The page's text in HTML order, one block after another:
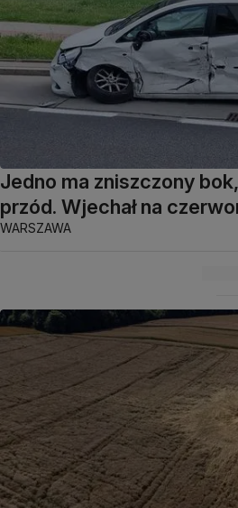
Jedno ma zniszczony
przód. Wjechał na
WARSZAWA